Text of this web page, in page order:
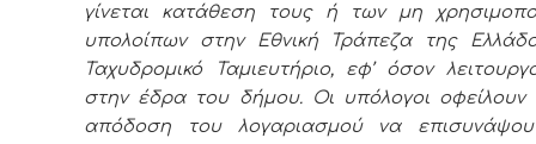
γίνεται κατάθεση τους ή των μη
υπολοίπων στην Εθνική Τράπεζα της
Ταχυδρομικό Ταμιευτήριο, εφ’ όσον
στην έδρα του δήμου. Οι υπόλογοι οφείλουν
απόδοση του λογαριασμού να